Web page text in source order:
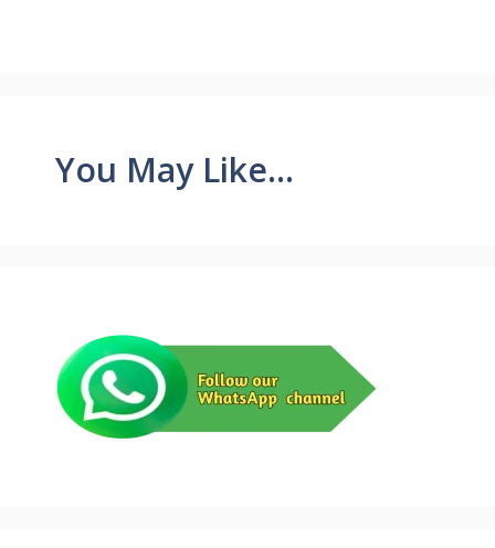
You May Like...